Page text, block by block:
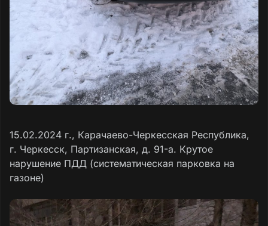
15.02.2024 г., Карачаево-Черкесская Республика,
г. Черкесск, Партизанская, д. 91-а. Крутое
нарушение ПДД (систематическая парковка на
газоне)